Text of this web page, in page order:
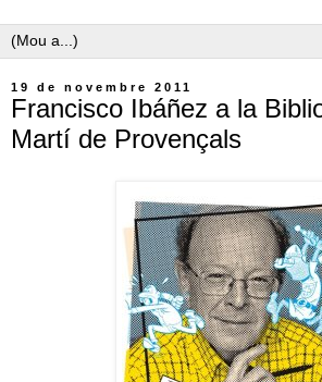
19 de novembre 2011
Francisco Ibáñez a la
Martí de Provençals